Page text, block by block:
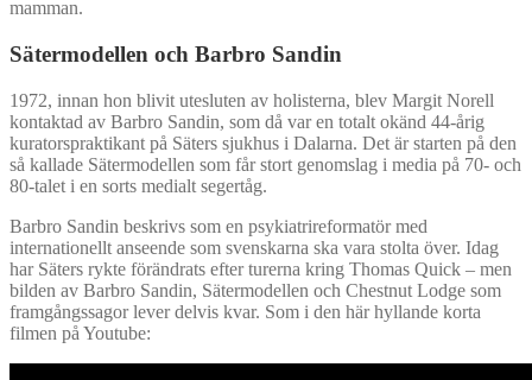
mamman.
Sätermodellen och Barbro Sandin
1972, innan hon blivit utesluten av holisterna, blev Margit Norell
kontaktad av Barbro Sandin, som då var en totalt okänd 44-årig
kuratorspraktikant på Säters sjukhus i Dalarna. Det är starten på den
så kallade Sätermodellen som får stort genomslag i media på 70- och
80-talet i en sorts medialt segertåg.
Barbro Sandin beskrivs som en psykiatrireformatör med
internationellt anseende som svenskarna ska vara stolta över. Idag
har Säters rykte förändrats efter turerna kring Thomas Quick – men
bilden av Barbro Sandin, Sätermodellen och Chestnut Lodge som
framgångssagor lever delvis kvar. Som i den här hyllande korta
filmen på Youtube: